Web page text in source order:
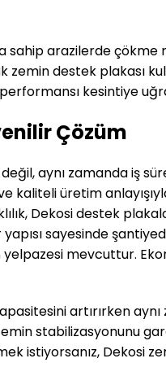
sahip arazilerde çökme
zemin destek plakası
kesintiye
Çözüm
aynı zamanda iş
üretim
Dekosi destek
sayesinde
mevcuttur.
artırırken
stabilizasyonunu
istiyorsanız, Dekosi